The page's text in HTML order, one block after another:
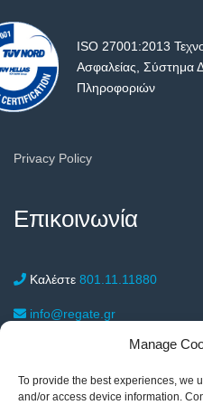
Manage
To provide the best experiences, we
and/or access device information.
ISO 27001:2013
Ασφαλείας, Σύστημα
Πληροφοριών
Privacy Policy
Επικοινωνία
Καλέστε 801.11.11880
info@regate.gr
Λεωφόρος Αμφιθέας 11, Νέα
Αθήνα215-55.17.050